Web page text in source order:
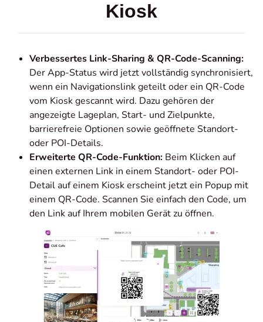
Kiosk
Verbessertes Link-Sharing & QR-Code-Scanning:
Der App-Status wird jetzt vollständig synchronisiert,
wenn ein Navigationslink geteilt oder ein QR-Code
vom Kiosk gescannt wird. Dazu gehören der
angezeigte Lageplan, Start- und Zielpunkte,
barrierefreie Optionen sowie geöffnete Standort-
oder POI-Details.
Erweiterte QR-Code-Funktion: Beim Klicken auf
einen externen Link in einem Standort- oder POI-
Detail auf einem Kiosk erscheint jetzt ein Popup mit
einem QR-Code. Scannen Sie einfach den Code, um
den Link auf Ihrem mobilen Gerät zu öffnen.